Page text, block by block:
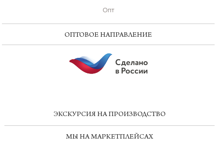
Опт
ОПТОВОЕ НАПРАВЛЕНИЕ
ЭКСКУРСИЯ НА ПРОИЗВОДСТВО
МЫ НА МАРКЕТПЛЕЙСАХ